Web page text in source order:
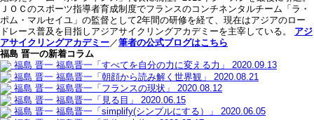
ＪＯＣのスポーツ指導者育成制度でフランスのコンチネンタルチーム「ラ・
ポム・マルセイユ」の監督として2年間の研修を経て、現在はアジアのロー
ドレース普及を目指しアジアサイクリングアカデミーを主宰している。 アジ
アサイクリングアカデミー ／筆者の公式ブログはこちら
福島 晋一の新着コラム
福島 晋一 福島晋一「すべてを自分の力に変える力」
2020.09.13
福島 晋一 福島晋一「朝顔から読み解く世界観」
2020.08.21
福島 晋一 福島晋一「フランスの現状」
2020.08.12
福島 晋一 福島晋一「見る目」
2020.06.15
福島 晋一 福島晋一「simplify(シンプルにする）」
2020.06.05